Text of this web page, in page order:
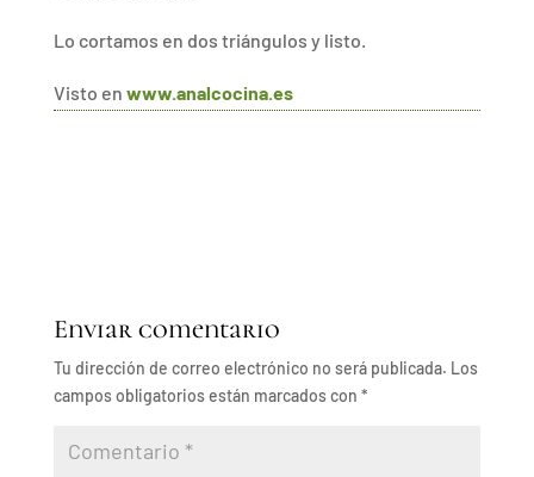
Lo cortamos en dos triángulos y listo.
Visto en www.analcocina.es
Enviar comentario
Tu dirección de correo electrónico no será publicada. Los
campos obligatorios están marcados con *